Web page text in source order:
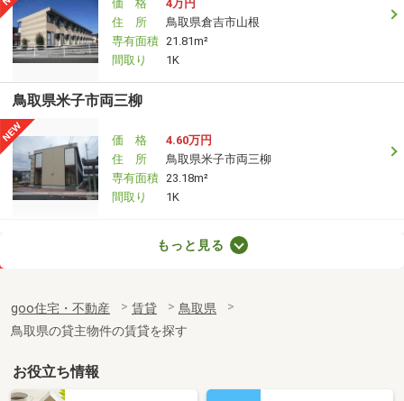
価 格
4万円
住 所
鳥取県倉吉市山根
専有面積 21.81m²
間取り
1K
鳥取県米子市両三柳
価 格
4.60万円
住 所
鳥取県米子市両三柳
専有面積 23.18m²
間取り
1K
専有面積
23.18m²
間取り
1K
鳥取県米子市両三柳
もっと見る
goo住宅・不動産 賃貸
鳥取県
鳥取県の貸主物件の賃貸を探す
お役立ち情報